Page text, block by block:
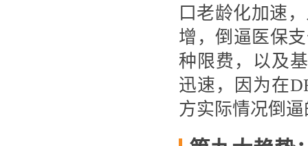
口老龄化加速
增，倒逼医保
种限费，以及
迅速，因为在
方实际情况倒